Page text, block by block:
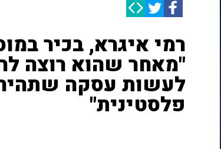
רמי איגרא, בכיר
"מאחר שהוא רוצה
לעשות עסקה
פלסטינית"